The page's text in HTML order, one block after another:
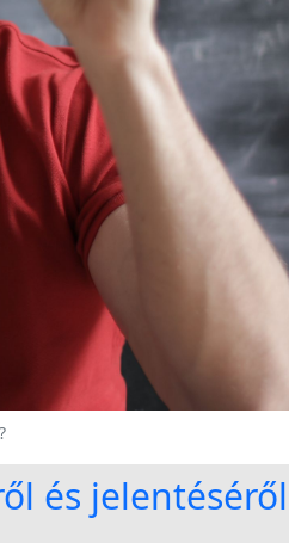
és jelentéséről